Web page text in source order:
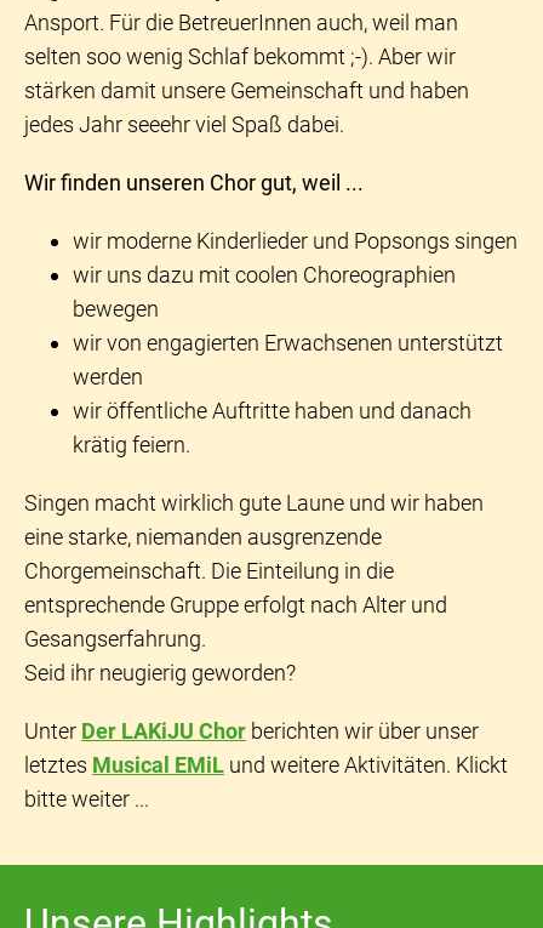
Ansport. Für die BetreuerInnen auch, weil man
selten soo wenig Schlaf bekommt ;-). Aber wir
stärken damit unsere Gemeinschaft und haben
jedes Jahr seeehr viel Spaß dabei.
Wir finden unseren Chor gut, weil ...
wir moderne Kinderlieder und Popsongs singen
wir uns dazu mit coolen Choreographien
bewegen
wir von engagierten Erwachsenen unterstützt
werden
wir öffentliche Auftritte haben und danach
krätig feiern.
Singen macht wirklich gute Laune und wir haben
eine starke, niemanden ausgrenzende
Chorgemeinschaft. Die Einteilung in die
entsprechende Gruppe erfolgt nach Alter und
Gesangserfahrung.
Seid ihr neugierig geworden?
Unter Der LAKiJU Chor berichten wir über unser
letztes Musical EMiL und weitere Aktivitäten. Klickt
bitte weiter ...